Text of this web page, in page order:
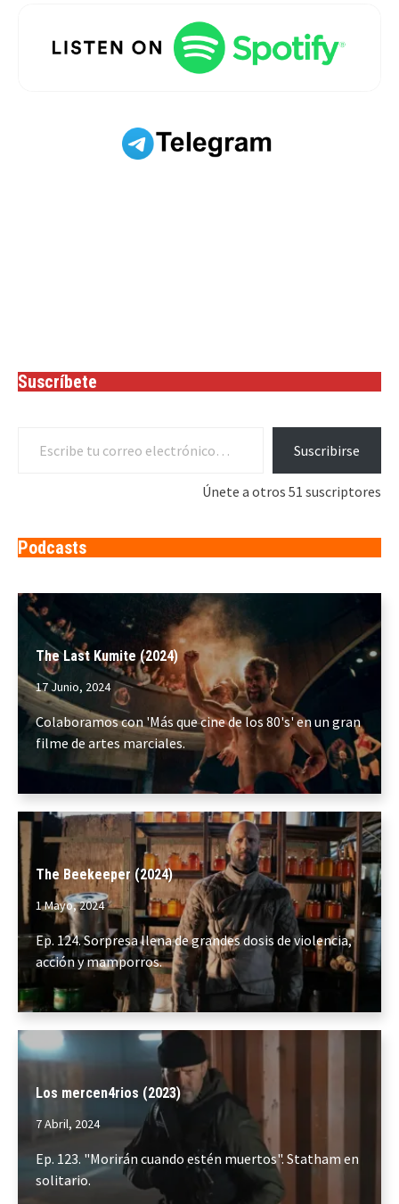
Suscríbete
Suscribirse
Únete a otros 51 suscriptores
Podcasts
The Last Kumite (2024)
17 Junio, 2024
Colaboramos con 'Más que cine de los 80's' en un gran
filme de artes marciales.
The Beekeeper (2024)
1 Mayo, 2024
Ep. 124. Sorpresa llena de grandes dosis de violencia,
acción y mamporros.
Los mercen4rios (2023)
7 Abril, 2024
Ep. 123. "Morirán cuando estén muertos". Statham en
solitario.